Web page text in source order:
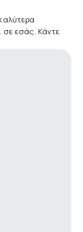
σε εσάς. Κάντε